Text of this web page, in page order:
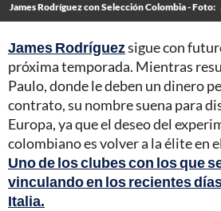
James Rodríguez con Selección Colombia - Foto:
James Rodríguezsigue con
próxima temporada. Mientras
Paulo, donde le deben un dinero
contrato, su nombre suena para
Europa, ya que el deseo del
colombiano es volver a la élite en
Uno de los clubes con los que
vinculando en los recientes
Italia.